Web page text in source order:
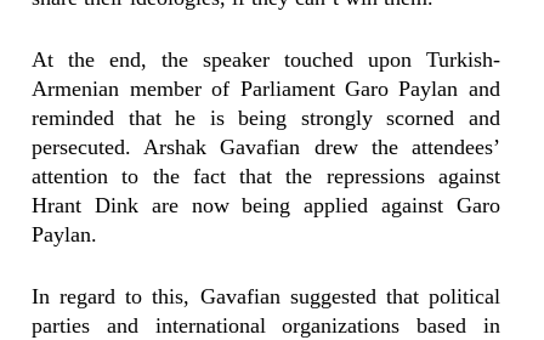
At the end, the speaker touched upon Turkish-
Armenian member of Parliament Garo Paylan and
reminded that he is being strongly scorned and
persecuted. Arshak Gavafian drew the attendees’
attention to the fact that the repressions against
Hrant Dink are now being applied against Garo
Paylan.
In regard to this, Gavafian suggested that political
parties and international organizations based in